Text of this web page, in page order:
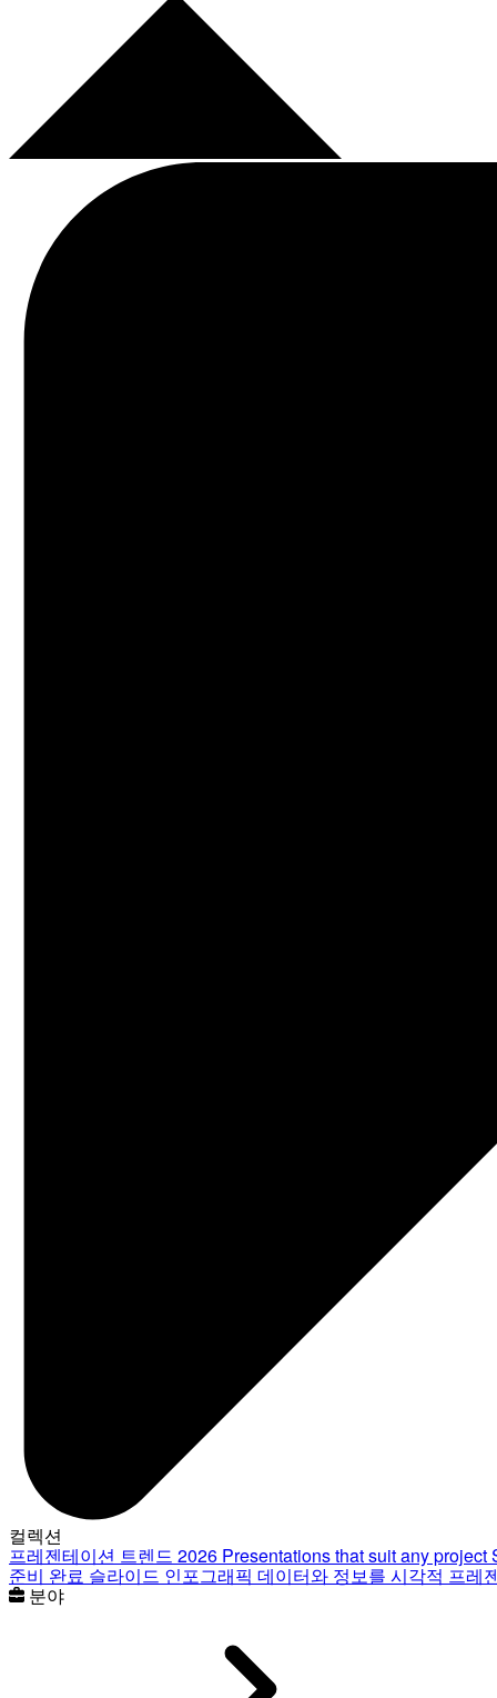
컬렉션
프레젠테이션 트렌드 2026 Presentations that suit any project
준비 완료 슬라이드 인포그래픽 데이터와 정보를 시각적 프레
분야